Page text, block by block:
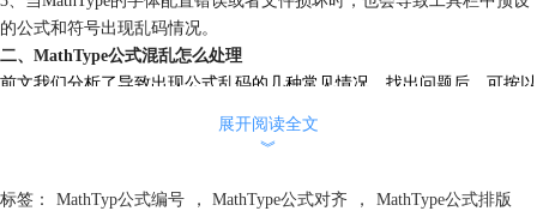
的公式和符号出现乱码情况。
二、MathType公式混乱怎么处理
前文我们分析了导致出现公式乱码的几种常见情况， 找出问题后，可按以
【定义】按钮，弹出定义样式面板，我们可以看到当前希腊字母使用的字
展开阅读全文
︾
标签： MathTyp公式编号 ， MathType公式对齐 ， MathType公式排版